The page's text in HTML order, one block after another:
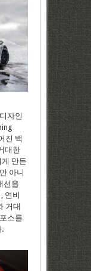
자인
진 백
대한
만든
아니
선을
연비
거대
스를